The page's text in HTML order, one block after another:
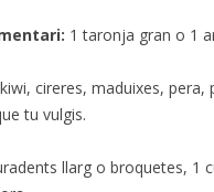
1 taronja gran o 1
kiwi, cireres, maduixes,
tu vulgis.
llarg o broquetes, 1